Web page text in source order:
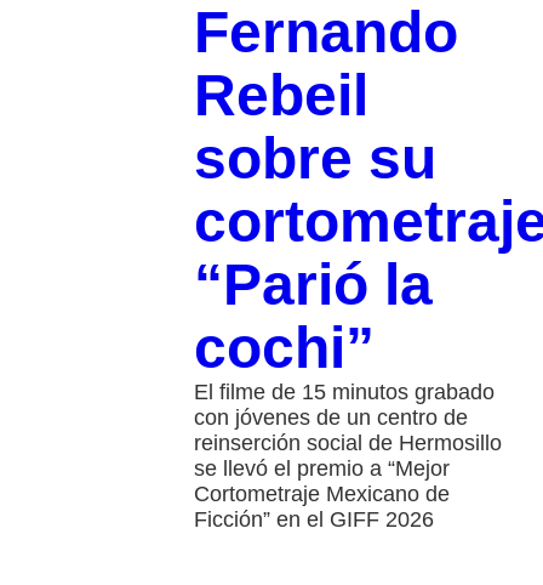
Fernando
Rebeil
sobre su
“Parió la
cochi”
El filme de 15 minutos grabado
con jóvenes de un centro de
reinserción social de Hermosillo
se llevó el premio a “Mejor
Cortometraje Mexicano de
Ficción” en el GIFF 2026